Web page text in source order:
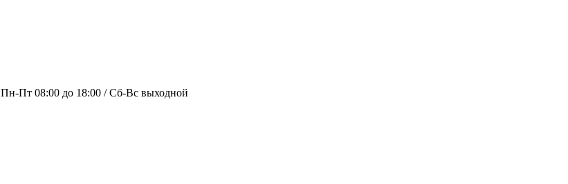
Пн-Пт 08:00 до 18:00 / Сб-Вс выходной